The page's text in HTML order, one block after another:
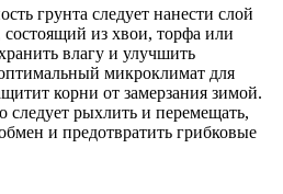
грунта следует нанести слой
из хвои, торфа или
влагу и улучшить
микроклимат для
корни от замерзания зимой.
следует рыхлить и перемещать,
и предотвратить грибковые